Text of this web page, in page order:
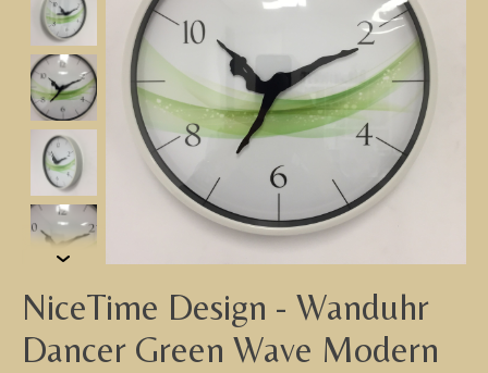
NiceTime Design - Wanduhr
Dancer Green Wave Modern